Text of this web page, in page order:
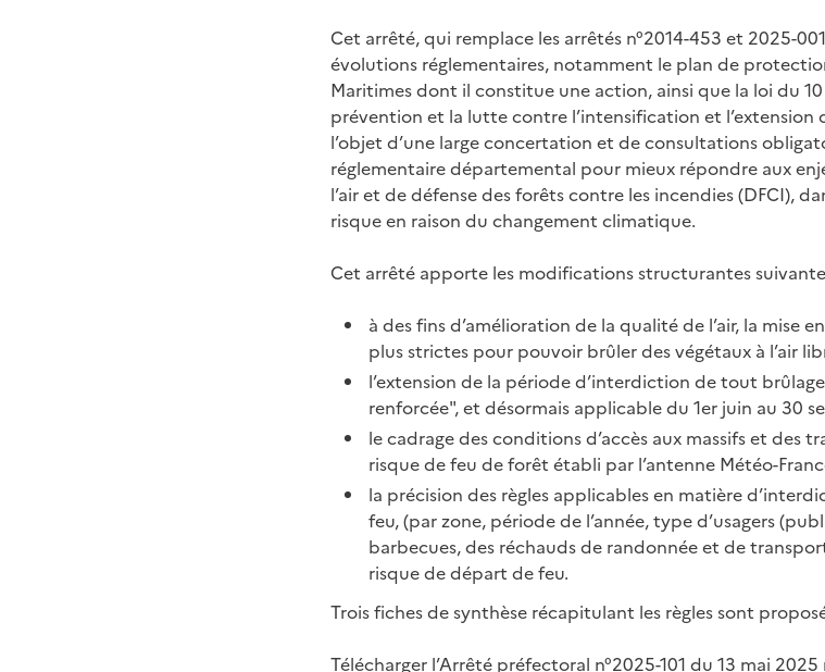
Cet arrêté, qui remplace les arrêtés n°2014-453 et 2025-
évolutions réglementaires, notamment le plan de
Maritimes dont il constitue une action, ainsi que la loi du
prévention et la lutte contre l’intensification et l’extension
l’objet d’une large concertation et de consultations
réglementaire départemental pour mieux répondre aux
l’air et de défense des forêts contre les incendies (DFCI),
risque en raison du changement climatique.
Cet arrêté apporte les modifications structurantes
à des fins d’amélioration de la qualité de l’air, la
plus strictes pour pouvoir brûler des végétaux à l’air
l’extension de la période d’interdiction de tout
renforcée", et désormais applicable du 1er juin au 30
le cadrage des conditions d’accès aux massifs et des
risque de feu de forêt établi par l’antenne Météo-
la précision des règles applicables en matière
feu, (par zone, période de l’année, type d’usagers
barbecues, des réchauds de randonnée et de
risque de départ de feu.
Trois fiches de synthèse récapitulant les règles sont
Télécharger l’Arrêté préfectoral n°2025-101 du 13 mai